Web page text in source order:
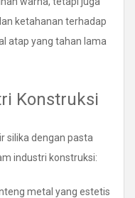
ketahanan terhadap
atap yang tahan lama
Konstruksi
silika dengan pasta
industri konstruksi:
metal yang estetis